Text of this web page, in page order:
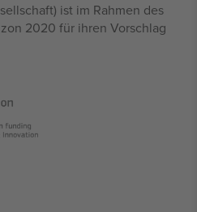
ist im Rahmen des
2020 für ihren Vorschlag